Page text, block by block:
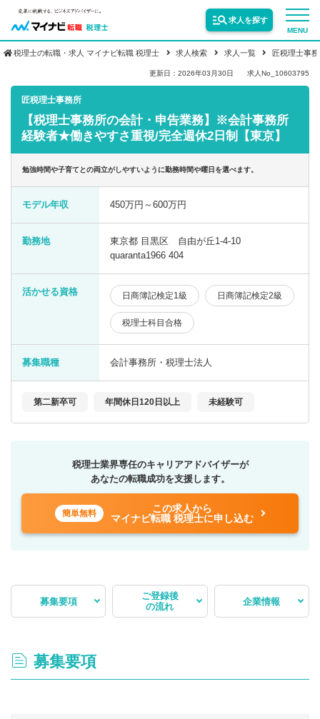
MENU
求人を探す
転職お役立ち情報
業界情報
税理士の転職・求人 マイナビ転職 税理士 求人検索 求人一覧 匠税理士事
更新日：2026年03月30日 求人No_10603795
匠税理士事務所
【税理士事務所の会計・申告業務】※会計事務所
経験者★働きやすさ重視/完全週休2日制【東京】
勉強時間や子育てとの両立がしやすいように勤務時間や曜日を選べます。
モデル年収 450万円～600万円
勤務地
東京都 目黒区 自由が丘1-4-10
quaranta1966 404
活かせる資格 日商簿記検定1級 日商簿記検定2級
税理士科目合格
募集職種 会計事務所・税理士法人
第二新卒可 年間休日120日以上 未経験可
税理士業界専任のキャリアアドバイザーが
あなたの転職成功を支援します。
簡単無料
この求人から
マイナビ転職 税理士に申し込む
募集要項
ご登録後
の流れ
企業情報
募集要項